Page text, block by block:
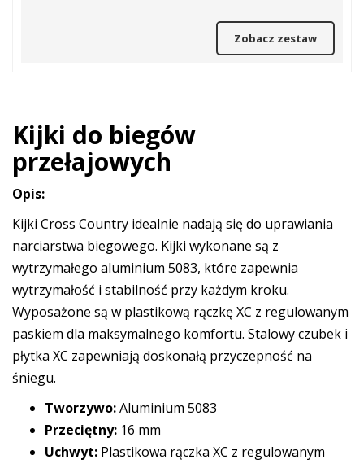
Zobacz zestaw
Kijki do biegów
przełajowych
Opis:
Kijki Cross Country idealnie nadają się do uprawiania
narciarstwa biegowego. Kijki wykonane są z
wytrzymałego aluminium 5083, które zapewnia
wytrzymałość i stabilność przy każdym kroku.
Wyposażone są w plastikową rączkę XC z regulowanym
paskiem dla maksymalnego komfortu. Stalowy czubek i
płytka XC zapewniają doskonałą przyczepność na
śniegu.
Tworzywo:Aluminium 5083
Przeciętny: 16 mm
Uchwyt: Plastikowa rączka XC z regulowanym